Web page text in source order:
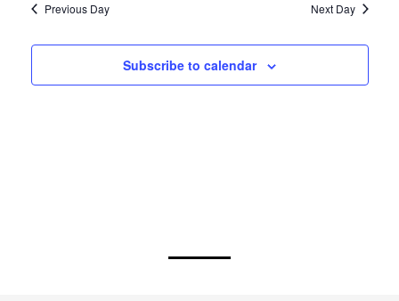
Previous Day Next Day
Subscribe to calendar